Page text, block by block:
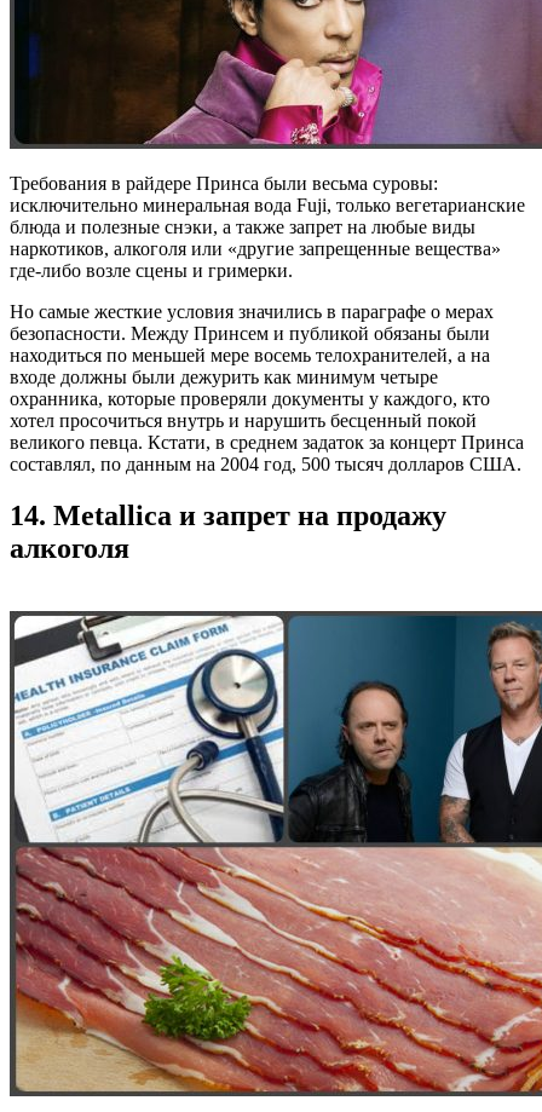
Требования в райдере Принса были весьма суровы:
исключительно минеральная вода Fuji, только вегетарианские
блюда и полезные снэки, а также запрет на любые виды
наркотиков, алкоголя или «другие запрещенные вещества»
где-либо возле сцены и гримерки.
Но самые жесткие условия значились в параграфе о мерах
безопасности. Между Принсем и публикой обязаны были
находиться по меньшей мере восемь телохранителей, а на
входе должны были дежурить как минимум четыре
охранника, которые проверяли документы у каждого, кто
хотел просочиться внутрь и нарушить бесценный покой
великого певца. Кстати, в среднем задаток за концерт Принса
составлял, по данным на 2004 год, 500 тысяч долларов США.
14. Metallica и запрет на продажу
алкоголя